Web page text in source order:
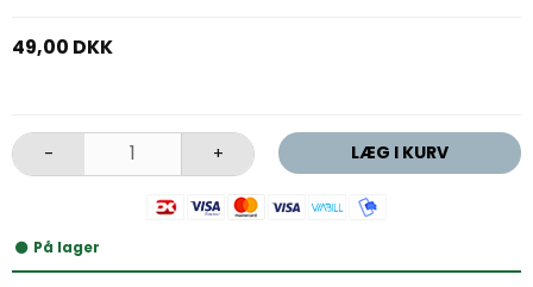
49,00 DKK
- + LÆG I KURV
På lager